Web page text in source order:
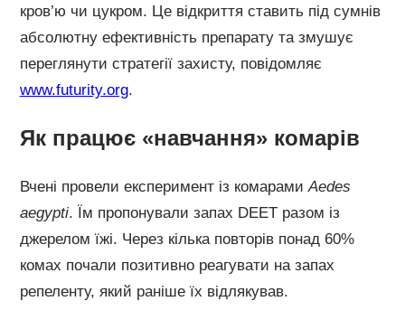
кров’ю чи цукром. Це відкриття ставить під сумнів
абсолютну ефективність препарату та змушує
переглянути стратегії захисту, повідомляє
www.futurity.org.
Як працює «навчання» комарів
Вчені провели експеримент із комарами Aedes
aegypti. Їм пропонували запах DEET разом із
джерелом їжі. Через кілька повторів понад 60%
комах почали позитивно реагувати на запах
репеленту, який раніше їх відлякував.